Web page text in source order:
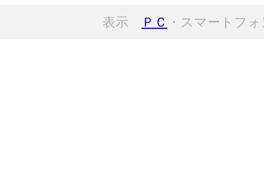
表示 ＰＣ ・スマートフ